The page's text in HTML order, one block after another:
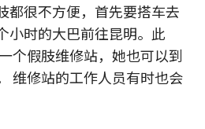
都很不方便，首先要搭车去
小时的大巴前往昆明。此
个假肢维修站，她也可以到
维修站的工作人员有时也会